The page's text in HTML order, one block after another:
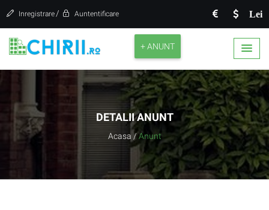
Lei
Inregistrare / Auntentificare
+ ANUNT
DETALII ANUNT
Acasa / Anunt